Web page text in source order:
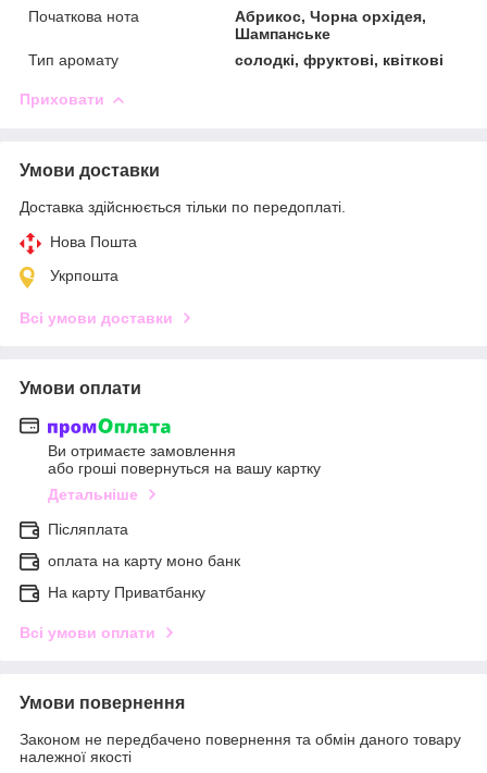
Початкова нота
Абрикос, Чорна орхідея,
Шампанське
Тип аромату
солодкі, фруктові, квіткові
Приховати
Умови доставки
Доставка здійснюється тільки по передоплаті.
Нова Пошта
Укрпошта
Всі умови доставки
Умови оплати
Ви отримаєте замовлення
або гроші повернуться на вашу картку
Детальніше
Післяплата
оплата на карту моно банк
На карту Приватбанку
Всі умови оплати
Умови повернення
Законом не передбачено повернення та обмін даного товару
належної якості